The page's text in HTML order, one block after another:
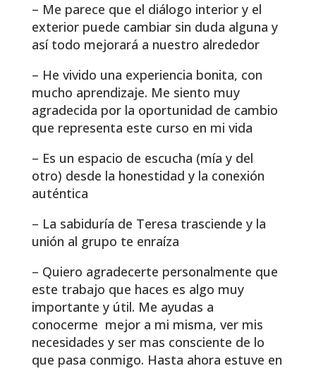
– Me parece que el diálogo interior y el
exterior puede cambiar sin duda alguna y
así todo mejorará a nuestro alrededor
– He vivido una experiencia bonita, con
mucho aprendizaje. Me siento muy
agradecida por la oportunidad de cambio
que representa este curso en mi vida
– Es un espacio de escucha (mía y del
otro) desde la honestidad y la conexión
auténtica
– La sabiduría de Teresa trasciende y la
unión al grupo te enraíza
– Quiero agradecerte personalmente que
este trabajo que haces es algo muy
importante y útil. Me ayudas a
conocerme mejor a mi misma, ver mis
necesidades y ser mas consciente de lo
que pasa conmigo. Hasta ahora estuve en